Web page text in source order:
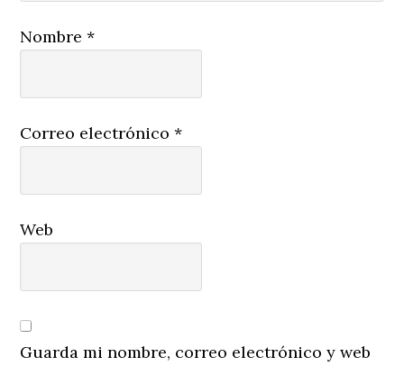
Nombre*
Correo electrónico*
Web
Guarda mi nombre, correo electrónico y web